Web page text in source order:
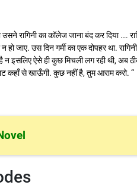
रागिनी का कॉलेज जाना बंद कर दिया ….
न हो जाए. उस दिन गर्मी का एक दोपहर था.
न इसलिए ऐसे ही कुछ मिचली लग रही थी, अब
कहाँ से खाऊँगी. कुछ नहीं है, तुम आराम करो. “